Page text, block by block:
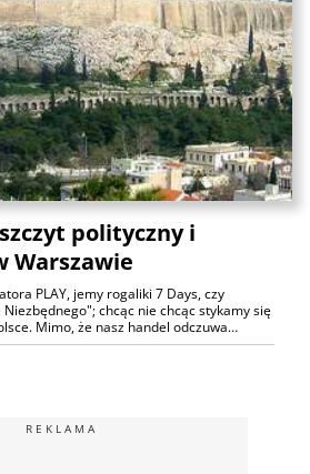
polityczny i
Warszawie
PLAY, jemy rogaliki 7 Days, czy
chcąc nie chcąc stykamy się
Mimo, że nasz handel odczuwa…
REKLAMA